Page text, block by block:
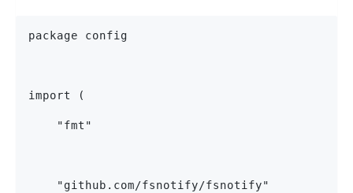
package config
import (
    "fmt"
    "github.com/fsnotify/fsnotify"